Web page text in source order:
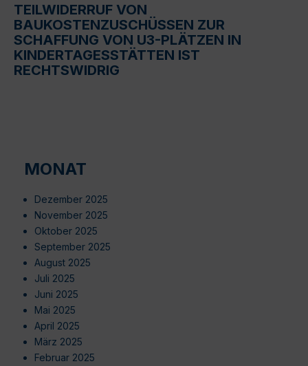
TEILWIDERRUF VON
BAUKOSTENZUSCHÜSSEN ZUR
SCHAFFUNG VON U3-PLÄTZEN IN
KINDERTAGESSTÄTTEN IST
RECHTSWIDRIG
MONAT
Dezember 2025
November 2025
Oktober 2025
September 2025
August 2025
Juli 2025
Juni 2025
Mai 2025
April 2025
März 2025
Februar 2025